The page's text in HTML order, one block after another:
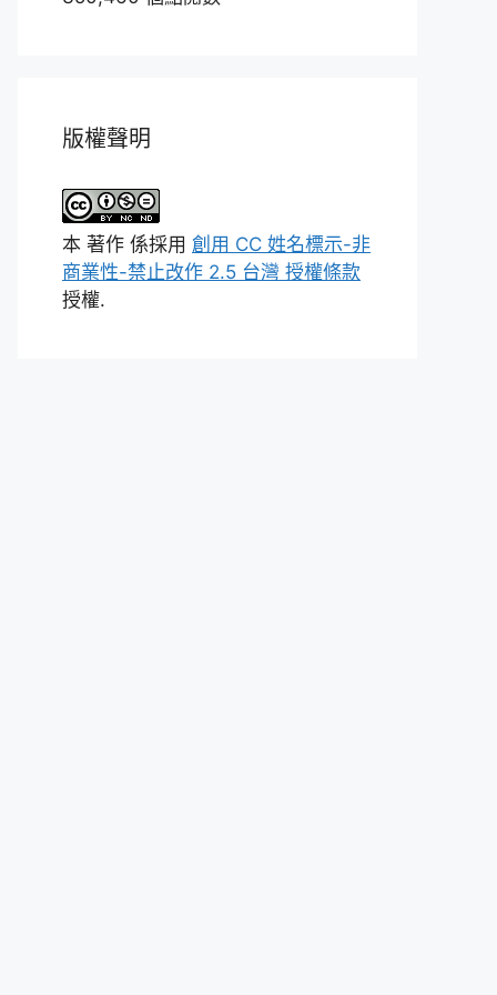
版權聲明
本 著作 係採用 創用 CC 姓名標示-非
商業性-禁止改作 2.5 台灣 授權條款
授權.